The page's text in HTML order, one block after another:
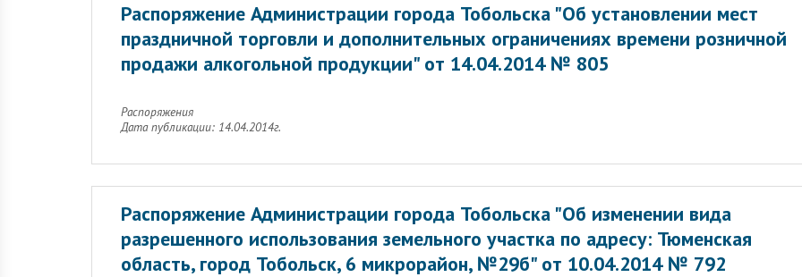
Распоряжение Администрации города Тобольска "Об установлении мест
праздничной торговли и дополнительных ограничениях времени розничной
продажи алкогольной продукции" от 14.04.2014 № 805
Распоряжения
Дата публикации: 14.04.2014г.
Распоряжение Администрации города Тобольска "Об изменении вида
разрешенного использования земельного участка по адресу: Тюменская
область, город Тобольск, 6 микрорайон, №29б" от 10.04.2014 № 792